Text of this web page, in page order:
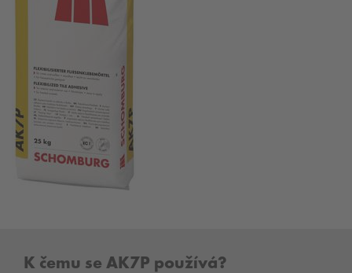
K čemu se AK7P používá?